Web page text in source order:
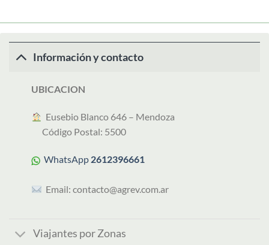
Información y contacto
UBICACION
︎ Eusebio Blanco 646 – Mendoza
Código Postal: 5500
WhatsApp 2612396661
Email:contacto@agrev.com.ar
Viajantes por Zonas